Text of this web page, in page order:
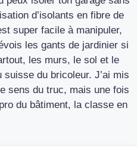
d’isolants en fibre de
super facile à manipuler,
les gants de jardinier si
les murs, le sol et le
suisse du bricoleur. J’ai mis
sens du truc, mais une fois
du bâtiment, la classe en